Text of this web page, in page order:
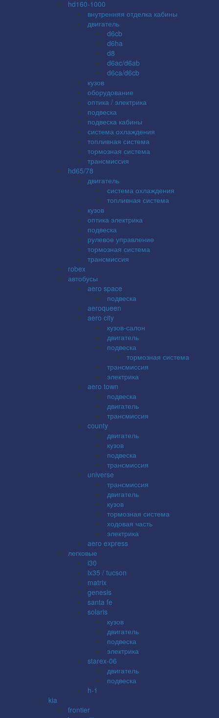
hd160-1000
внутренняя отделка кабины
двигатель
d6cb
d6ha
d8
d6ac/d6ab
d6ca/d6cb
кузов
оборудование
оптика / электрика
подвеска
подвеска кабины
система охлаждения
топливная система
тормозная система
трансмиссия
hd65/78
двигатель
система охлаждения
топливная система
кузов
оптика электрика
подвеска
рулевое управление
тормозная система
трансмиссия
robex
автобусы
aero space
подвеска
aeroqueen
aero city
кузов-салон
двигатель
подвеска
тормозная система
трансмиссия
электрика
aero town
подвеска
двигатель
трансмиссия
county
двигатель
кузов
подвеска
трансмиссия
universe
трансмиссия
двигатель
кузов
тормозная система
ходовая часть
электрика
aero express
легковые
i30
ix35 / tucson
matrix
genesis
santa fe
solaris
кузов
двигатель
подвеска
электрика
starex-06
двигатель
подвеска
h-1
kia
frontier